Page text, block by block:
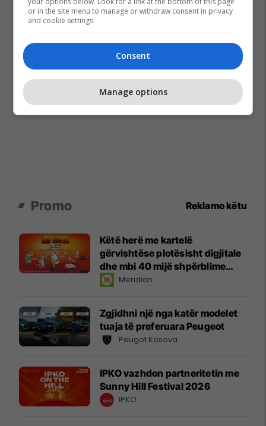
Promo Reklamo këtu
Këtë herë me kartelë
gërvishtëse plotësisht digjitale
dhe mbi 40 mijë shpërblime
instant!Meridian
Zgjidhni një nga katër modelet
tuaja të preferuara Peugeot
Peugot Kosova
IPKO vazhdon partneritetin me
Sunny Hill Festival 2026
IPKO
or in the site menu to manage or withdraw consent in privacy
and cookie settings.
Consent
Manage options